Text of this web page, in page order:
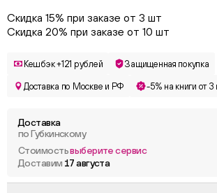
Скидка 15% при заказе от 3 шт
Скидка 20% при заказе от 10 шт
Кешбэк +121 рублей Защищенная покупка
Доставка по Москве и РФ -5% на книги от
Доставка
по Губкинскому
Стоимостьвыберите сервис
Доставим 17 августа